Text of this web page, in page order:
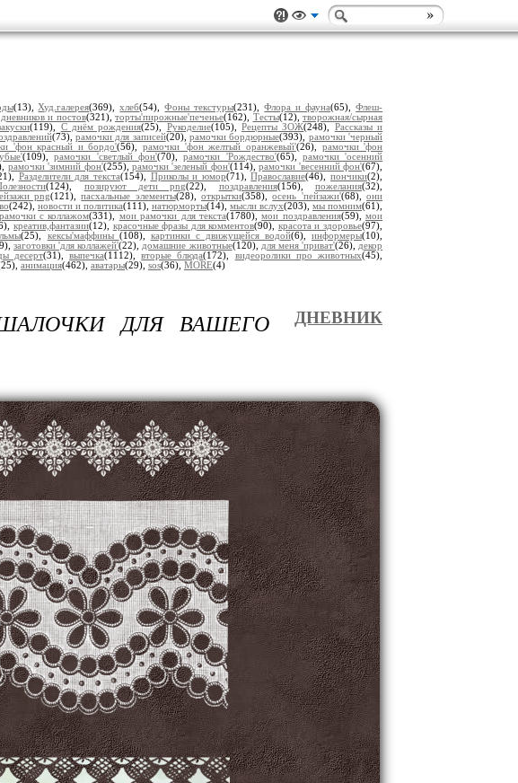
(13),Худ.галерея(369),хлеб(54),Фоны текстуры(231),Флора и фауна(65),Флеш-
и постов(321), торты'пирожные'печенье(162), Тесты(12), творожная/сырная
(119), С днём рождения(25), Рукоделие(105),Рецепты ЗОЖ(248), Рассказы и
(73), рамочки для записей(20), рамочки бордюрные(393), рамочки 'черный
'фон красный и бордо'(56),рамочки 'фон желтый оранжевый'(26), рамочки 'фон
(109),рамочки 'светлый фон'(70),рамочки 'Рождество'(65), рамочки 'осенний
рамочки 'зимний фон'(255), рамочки 'зеленый фон'(114),рамочки 'весенний фон'(67),
Разделители для текста(154), Приколы и юмор(71),Православие(46), пончики(2),
(124), позируют дети png(22), поздравления(156),пожелания(32),
png(121),пасхальные элементы(28), открытки(358),осень 'пейзажи'(68),они
(242), новости и политика(111), натюрморты(14), мысли вслух(203), мы помним(61),
с коллажом(331), мои рамочки для текста(1780),мои поздравления(59), мои
креатив,фантазии(12), красочные фразы для комментов(90), красота и здоровье(97),
(25), кексы'маффины (108), картинки с движущейся водой(6),информеры(10),
заготовки 'для коллажей'(22), домашние животные(120), для меня 'приват'(26), декор
десерт(31),выпечка(1112),вторые блюда(172), видеоролики про животных(45),
анимация(462), аватары(29), sos(36), MORE(4)
ДЛЯ ВАШЕГО
ДНЕВНИК